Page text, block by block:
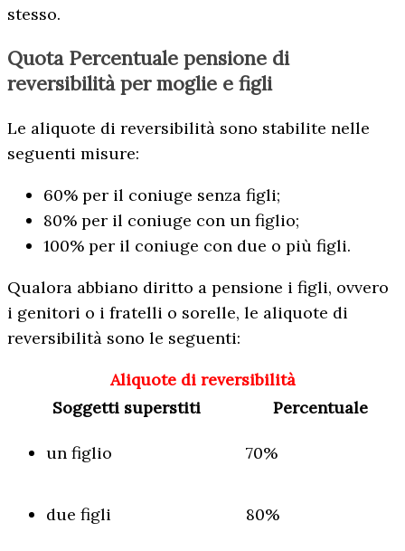
stesso.
Quota Percentuale pensione di
reversibilità per moglie e figli
Le aliquote di reversibilità sono stabilite nelle
seguenti misure:
60% per il coniuge senza figli;
80% per il coniuge con un figlio;
100% per il coniuge con due o più figli.
Qualora abbiano diritto a pensione i figli, ovvero
i genitori o i fratelli o sorelle, le aliquote di
reversibilità sono le seguenti:
Aliquote di reversibilità
Soggetti superstiti
Percentuale
un figlio 70%
due figli 80%